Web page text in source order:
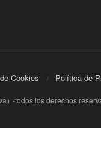
Cookies Política de
-todos los derechos